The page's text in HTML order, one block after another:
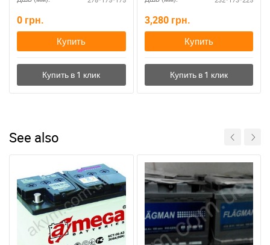
0 грн.
Купить
3,280 грн.
Купить
See also